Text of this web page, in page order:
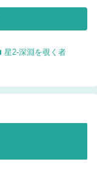
星2-深淵を覗く者